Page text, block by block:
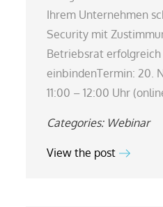
Ihrem Unternehmen
Security mit
Betriebsrat erfolgreich
einbindenTermin: 20.
11:00 – 12:00 Uhr
Categories: Webinar
View the post